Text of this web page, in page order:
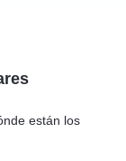
están los